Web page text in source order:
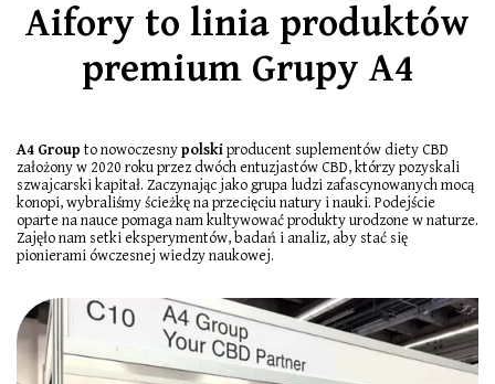
Aifory to linia produktów
premium Grupy A4
A4 Group to nowoczesnypolskiproducent suplementów diety CBD
założony w 2020 roku przez dwóch entuzjastów CBD, którzy pozyskali
szwajcarski kapitał. Zaczynając jako grupa ludzi zafascynowanych mocą
konopi, wybraliśmy ścieżkę na przecięciu natury i nauki. Podejście
oparte na nauce pomaga nam kultywować produkty urodzone w naturze.
Zajęło nam setki eksperymentów, badań i analiz, aby stać się
pionierami ówczesnej wiedzy naukowej.